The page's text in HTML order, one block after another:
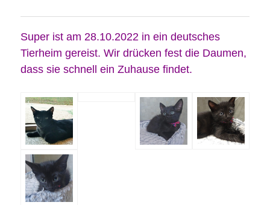
Super ist am 28.10.2022 in ein deutsches
Tierheim gereist. Wir drücken fest die Daumen,
dass sie schnell ein Zuhause findet.